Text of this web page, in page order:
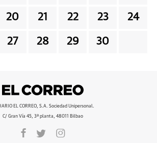
20 21 22 23 24
27 28 29 30
EL CORREO, S.A. Sociedad Unipersonal.
C/ Gran Vía 45, 3ª planta, 48011 Bilbao